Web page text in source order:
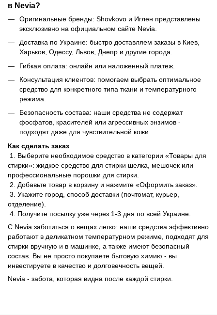
в Nevia?
Оригинальные бренды: Shovkovo и Иглен представлены
эксклюзивно на официальном сайте Nevia.
Доставка по Украине: быстро доставляем заказы в Киев,
Харьков, Одессу, Львов, Днепр и другие города.
Гибкая оплата: онлайн или наложенный платеж.
Консультация клиентов: помогаем выбрать оптимальное
средство для конкретного типа ткани и температурного
режима.
Безопасность состава: наши средства не содержат
фосфатов, красителей или агрессивных энзимов -
подходят даже для чувствительной кожи.
Как сделать заказ
1. Выберите необходимое средство в категории «Товары для
стирки»: жидкое средство для стирки шелка, мешочек или
профессиональные порошки для стирки.
2. Добавьте товар в корзину и нажмите «Оформить заказ».
3. Укажите город, способ доставки (почтомат, курьер,
отделение).
4. Получите посылку уже через 1-3 дня по всей Украине.
С Nevia заботиться о вещах легко: наши средства эффективно
работают в деликатном температурном режиме, подходят для
стирки вручную и в машинке, а также имеют безопасный
состав. Вы не просто покупаете бытовую химию - вы
инвестируете в качество и долговечность вещей.
Nevia - забота, которая видна после каждой стирки.